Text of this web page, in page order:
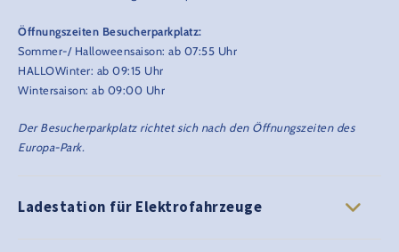
Öffnungszeiten Besucherparkplatz:
Sommer-/ Halloweensaison: ab 07:55 Uhr
HALLOWinter: ab 09:15 Uhr
Wintersaison: ab 09:00 Uhr
Der Besucherparkplatz richtet sich nach den Öffnungszeiten des
Europa-Park.
Ladestation für Elektrofahrzeuge